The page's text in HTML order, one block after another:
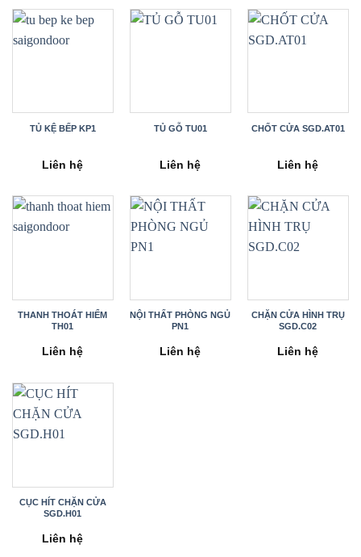
TỦ KỆ BẾP KP1
Liên hệ
TỦ GỖ TU01
Liên hệ
CHỐT CỬA SGD.AT01
Liên hệ
THANH THOÁT HIỂM
TH01
Liên hệ
NỘI THẤT PHÒNG NGỦ
PN1
Liên hệ
CHẶN CỬA HÌNH TRỤ
SGD.C02
Liên hệ
CỤC HÍT CHẶN CỬA
SGD.H01
Liên hệ